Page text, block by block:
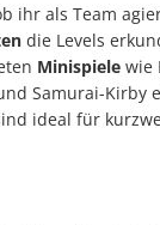
ihr als Team
die Levels
Minispiele wie
Samurai-Kirby
ideal für